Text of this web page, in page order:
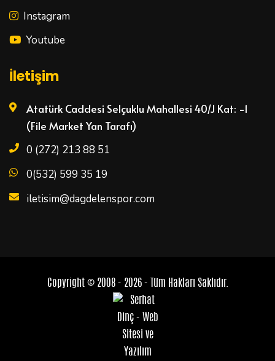
Instagram
Youtube
İletişim
Atatürk Caddesi Selçuklu Mahallesi 40/J Kat: -1
(File Market Yan Tarafı)
0 (272) 213 88 51
0(532) 599 35 19
iletisim@dagdelenspor.com
Copyright © 2008 - 2026 - Tüm Hakları Saklıdır.